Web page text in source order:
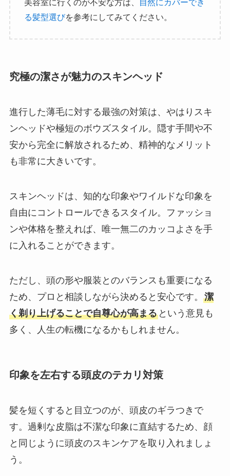
美容室に行くのが不安な方は、
自然にカバーでき
る髪型選びを参考にしてみてください。
究極の潔さが魅力のスキンヘッド
進行した薄毛に対する最強の対策は、やはりスキ
ンヘッドや極短のボウズスタイル。隠す手間や不
安から完全に解放されるため、精神的なメリット
も非常に大きいです。
スキンヘッドは、知的な印象やワイルドな印象を
自由にコントロールできるスタイル。ファッショ
ンや体格を整えれば、唯一無二のカッコよさを手
に入れることができます。
ただし、頭の形や服装とのバランスも重要になる
ため、プロと相談しながら決めると安心です。 潔
く剃り上げることで自尊心が高まるという意見も
多く、人生の転機になるかもしれません。
印象を左右する頭皮のテカリ対策
髪を短くすると目立つのが、頭皮のギラつきで
す。過剰な皮脂は不潔な印象に直結するため、顔
と同じように頭皮のスキンケアを取り入れましょ
う。